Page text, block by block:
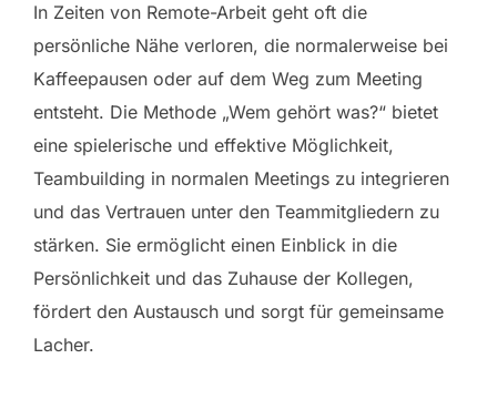
In Zeiten von Remote-Arbeit geht oft die
persönliche Nähe verloren, die normalerweise bei
Kaffeepausen oder auf dem Weg zum Meeting
entsteht. Die Methode „Wem gehört was?“ bietet
eine spielerische und effektive Möglichkeit,
Teambuilding in normalen Meetings zu integrieren
und das Vertrauen unter den Teammitgliedern zu
stärken. Sie ermöglicht einen Einblick in die
Persönlichkeit und das Zuhause der Kollegen,
fördert den Austausch und sorgt für gemeinsame
Lacher.